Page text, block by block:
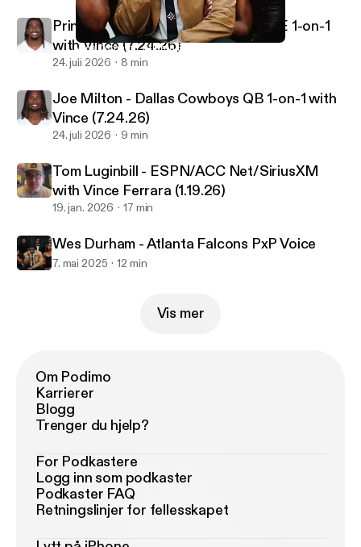
Wes Durham - Atlanta Falcons PxP Voice
Vincenzo's View Podcast
Princeton Fant - Dallas Cowboys TE 1-on-1
with Vince (7.24.26)
24. juli 2026 8 min
Joe Milton - Dallas Cowboys QB 1-on-1 with
Vince (7.24.26)
24. juli 2026 9 min
Tom Luginbill - ESPN/ACC Net/SiriusXM
with Vince Ferrara (1.19.26)
19. jan. 2026 17 min
Wes Durham - Atlanta Falcons PxP Voice
7. mai 2025 12 min
Vis mer
Om Podimo
Karrierer
Blogg
Trenger du hjelp?
For Podkastere
Logg inn som podkaster
Podkaster FAQ
Retningslinjer for fellesskapet